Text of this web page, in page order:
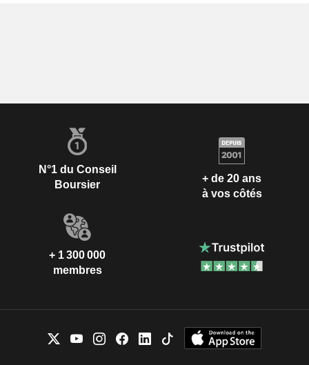
N°1 du Conseil
Boursier
+ de 20 ans
à vos côtés
+ 1 300 000
membres